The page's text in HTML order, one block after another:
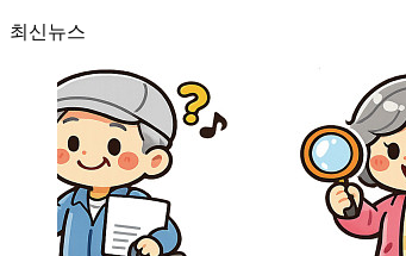
최신뉴스